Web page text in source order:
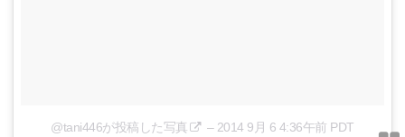
@tani446が投稿した写真 – 2014 9月 6 4:36午前 PDT